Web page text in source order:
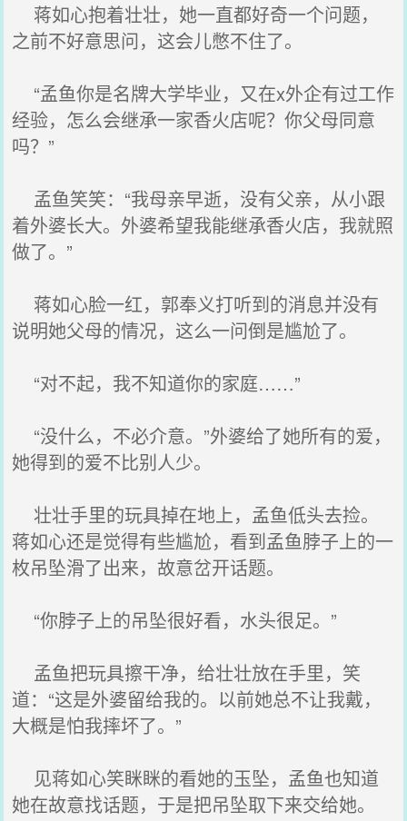
蒋如心抱着壮壮，她一直都好奇一个问题，
之前不好意思问，这会儿憋不住了。
“孟鱼你是名牌大学毕业，又在x外企有过工作
经验，怎么会继承一家香火店呢？你父母同意
吗？”
孟鱼笑笑：“我母亲早逝，没有父亲，从小跟
着外婆长大。外婆希望我能继承香火店，我就照
做了。”
蒋如心脸一红，郭奉义打听到的消息并没有
说明她父母的情况，这么一问倒是尴尬了。
“对不起，我不知道你的家庭……”
“没什么，不必介意。”外婆给了她所有的爱，
她得到的爱不比别人少。
壮壮手里的玩具掉在地上，孟鱼低头去捡。
蒋如心还是觉得有些尴尬，看到孟鱼脖子上的一
枚吊坠滑了出来，故意岔开话题。
“你脖子上的吊坠很好看，水头很足。”
孟鱼把玩具擦干净，给壮壮放在手里，笑
道：“这是外婆留给我的。以前她总不让我戴，
大概是怕我摔坏了。”
见蒋如心笑眯眯的看她的玉坠，孟鱼也知道
她在故意找话题，于是把吊坠取下来交给她。